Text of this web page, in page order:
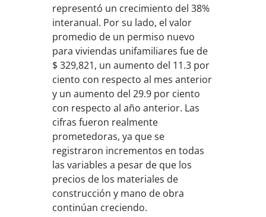
representó un crecimiento del 38%
interanual. Por su lado, el valor
promedio de un permiso nuevo
para viviendas unifamiliares fue de
$ 329,821, un aumento del 11.3 por
ciento con respecto al mes anterior
y un aumento del 29.9 por ciento
con respecto al año anterior. Las
cifras fueron realmente
prometedoras, ya que se
registraron incrementos en todas
las variables a pesar de que los
precios de los materiales de
construcción y mano de obra
continúan creciendo.